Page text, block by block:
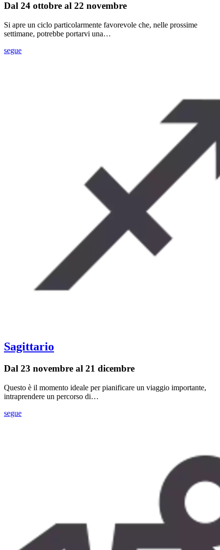
Dal 24 ottobre al 22 novembre
Si apre un ciclo particolarmente favorevole che, nelle prossime
settimane, potrebbe portarvi una…
segue
Sagittario
Dal 23 novembre al 21 dicembre
Questo è il momento ideale per pianificare un viaggio importante,
intraprendere un percorso di…
segue